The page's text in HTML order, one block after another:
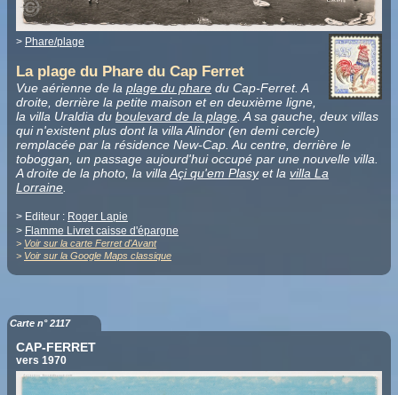
> Phare/plage
La plage du Phare du Cap Ferret
Vue aérienne de la plage du phare du Cap-Ferret. A
droite, derrière la petite maison et en deuxième ligne,
la villa Uraldia du boulevard de la plage . A sa gauche, deux villas
qui n'existent plus dont la villa Alindor (en demi cercle)
remplacée par la résidence New-Cap. Au centre, derrière le
toboggan, un passage aujourd'hui occupé par une nouvelle villa.
A droite de la photo, la villa Açi qu'em Plasyet la villa La
Lorraine
> Editeur : Roger Lapie
> Flamme Livret caisse d'épargne
> Voir sur la carte Ferret d'Avant
> Voir sur la Google Maps classique
Carte n° 2117
CAP-FERRET
vers 1970